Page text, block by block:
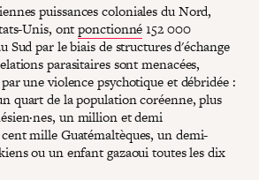
puissances coloniales du Nord,
Unis, ontponctionné152 000
Sud par le biais de structures d'échange
parasitaires sont menacées,
une violence psychotique et débridée :
quart de la population coréenne, plus
un million et demi
mille Guatémaltèques, un demi-
ou un enfant gazaoui toutes les dix